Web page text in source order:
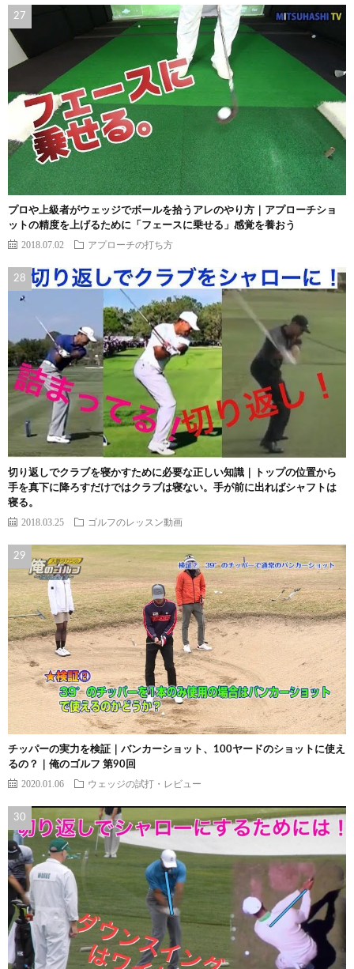
プロや上級者がウェッジでボールを拾うアレのやり方｜アプローチショ
ットの精度を上げるために「フェースに乗せる」感覚を養おう
2018.07.02 アプローチの打ち方
切り返しでクラブを寝かすために必要な正しい知識｜トップの位置から
手を真下に降ろすだけではクラブは寝ない。手が前に出ればシャフトは
寝る。
2018.03.25 ゴルフのレッスン動画
チッパーの実力を検証｜バンカーショット、100ヤードのショットに使え
るの？｜俺のゴルフ 第90回
2020.01.06 ウェッジの試打・レビュー